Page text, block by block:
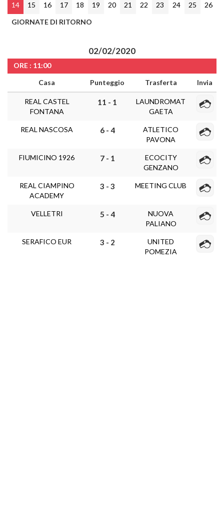
14 15 16 17 18 19 20 21 22 23 24 25
26
GIORNATE DI RITORNO
02/02/2020
ORE : 11:00
Casa
Punteggio Trasferta Invia
REAL CASTEL
FONTANA
11 - 1
LAUNDROMAT
GAETA
REAL NASCOSA 6 - 4
ATLETICO
PAVONA
FIUMICINO 1926 7 - 1
ECOCITY
GENZANO
REAL CIAMPINO
ACADEMY
3 - 3 MEETING CLUB
VELLETRI 5 - 4
NUOVA
PALIANO
SERAFICO EUR 3 - 2
UNITED
POMEZIA